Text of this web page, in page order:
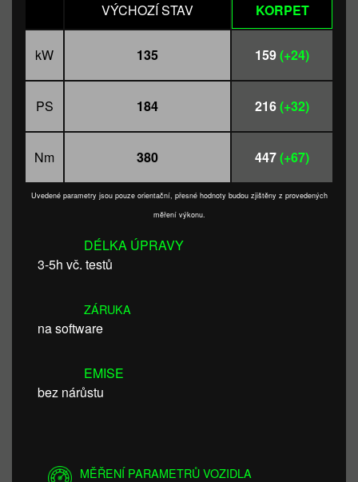
VÝCHOZÍ STAV KORPET
kW 135 159(+24)
PS 184 216(+32)
Nm 380 447(+67)
Uvedené parametry jsou pouze orientační, přesné hodnoty budou zjištěny z provedených
měření výkonu.
DÉLKA ÚPRAVY
3-5h vč. testů
ZÁRUKA
na software
EMISE
bez nárůstu
MĚŘENÍ PARAMETRŮ VOZIDLA